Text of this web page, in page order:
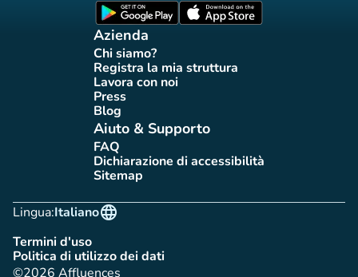
(nuova scheda)
Azienda
Chi siamo?(nuova scheda)
Registra la mia struttura
(nuova scheda)
Lavora con noi
(nuova scheda)
Press(nuova scheda)
Blog(nuova scheda)
Aiuto & Supporto
FAQ(nuova scheda)
Dichiarazione di accessibilità
(nuova scheda)
Sitemap(nuova scheda)
Lingua:
language
Italiano
Termini d'uso(nuova scheda)
Politica di utilizzo dei dati
(nuova scheda)
©2026 Affluences